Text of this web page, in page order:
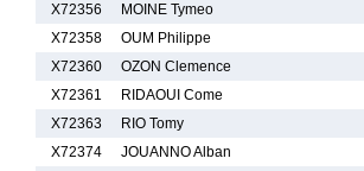
X72356
MOINE Tymeo
X72358
OUM Philippe
X72360
OZON Clemence
X72361
RIDAOUI Come
X72363
RIO Tomy
X72374
JOUANNO Alban